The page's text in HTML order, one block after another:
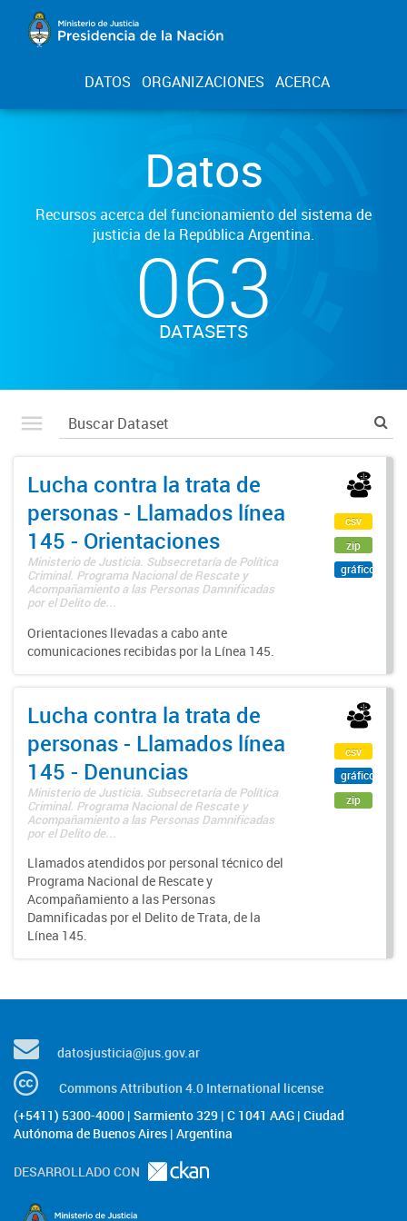
DATOS ORGANIZACIONES ACERCA
Datos
Recursos acerca del funcionamiento del sistema de
justicia de la República Argentina.
063
DATASETS
Lucha contra la trata de
personas - Llamados línea
145 - Orientaciones
Ministerio de Justicia. Subsecretaría de Política
Criminal. Programa Nacional de Rescate y
Acompañamiento a las Personas Damnificadas
por el Delito de...
Orientaciones llevadas a cabo ante
comunicaciones recibidas por la Línea 145.
csv
zip
gráfico
Lucha contra la trata de
personas - Llamados línea
145 - Denuncias
Ministerio de Justicia. Subsecretaría de Política
Criminal. Programa Nacional de Rescate y
Acompañamiento a las Personas Damnificadas
por el Delito de...
Llamados atendidos por personal técnico del
Programa Nacional de Rescate y
Acompañamiento a las Personas
Damnificadas por el Delito de Trata, de la
Línea 145.
csv
gráfico
zip
datosjusticia@jus.gov.ar
Commons Attribution 4.0 International license
(+5411) 5300-4000 | Sarmiento 329 | C 1041 AAG | Ciudad
Autónoma de Buenos Aires | Argentina
DESARROLLADO CON